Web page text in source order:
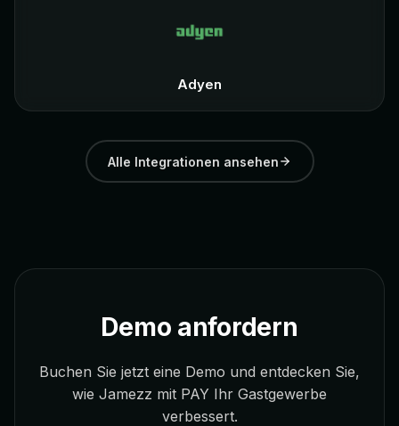
Adyen
Alle Integrationen ansehen
Demo anfordern
Buchen Sie jetzt eine Demo und entdecken Sie,
wie Jamezz mit PAY Ihr Gastgewerbe
verbessert.